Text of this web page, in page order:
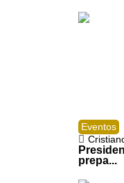
Eventos
prepa...